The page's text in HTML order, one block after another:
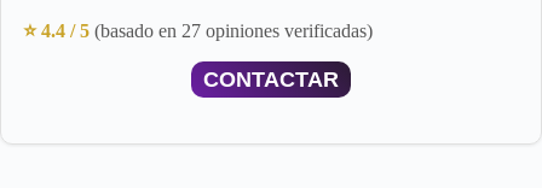
⭐ 4.4 / 5 (basado en 27 opiniones verificadas)
CONTACTAR